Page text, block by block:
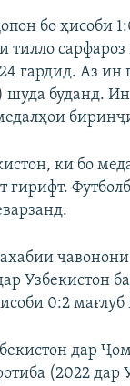
бо ҳисоби
тилло
гардид. Аз ин
буданд.
ки бо
гирифт.
Узбекистон
0:2
дар
(2022 дар